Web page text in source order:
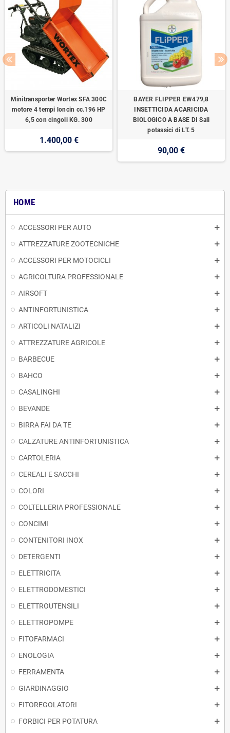
HOME
ACCESSORI PER AUTO
ATTREZZATURE ZOOTECNICHE
ACCESSORI PER MOTOCICLI
AGRICOLTURA PROFESSIONALE
AIRSOFT
ANTINFORTUNISTICA
ARTICOLI NATALIZI
ATTREZZATURE AGRICOLE
BARBECUE
BAHCO
CASALINGHI
BEVANDE
BIRRA FAI DA TE
CALZATURE ANTINFORTUNISTICA
CARTOLERIA
CEREALI E SACCHI
COLORI
COLTELLERIA PROFESSIONALE
CONCIMI
CONTENITORI INOX
DETERGENTI
ELETTRICITA
ELETTRODOMESTICI
ELETTROUTENSILI
ELETTROPOMPE
FITOFARMACI
ENOLOGIA
FERRAMENTA
GIARDINAGGIO
FITOREGOLATORI
FORBICI PER POTATURA
Minitransporter Wortex SFA 300C
motore 4 tempi loncin cc.196 HP
6,5 con cingoli KG. 300
1.400,00 €
BAYER FLIPPER EW479,8
INSETTICIDA ACARICIDA
BIOLOGICO A BASE DI Sali
potassici di LT. 5
90,00 €